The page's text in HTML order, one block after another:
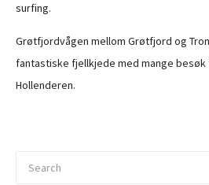
surfing.
Grøtfjordvågen mellom Grøtfjord og
fantastiske fjellkjede med mange
Hollenderen.